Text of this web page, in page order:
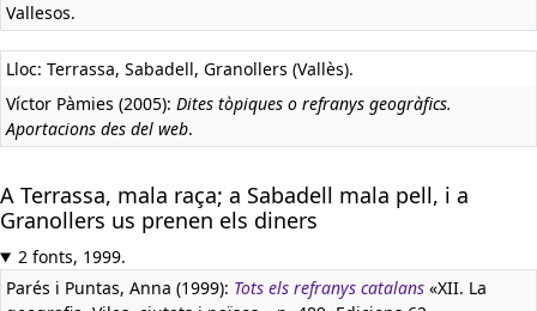
Vallesos.
Lloc: Terrassa, Sabadell, Granollers (Vallès).
Víctor Pàmies (2005): Dites tòpiques o refranys geogràfics.
Aportacions des del web.
A Terrassa, mala raça; a Sabadell mala pell, i a
Granollers us prenen els diners
2 fonts, 1999.
Parés i Puntas, Anna (1999): Tots els refranys catalans «XII. La